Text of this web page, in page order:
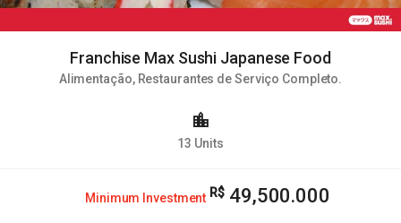
Franchise Max Sushi Japanese Food
Alimentação, Restaurantes de Serviço Completo.
Minimum Investment 49,500.000
13 Units